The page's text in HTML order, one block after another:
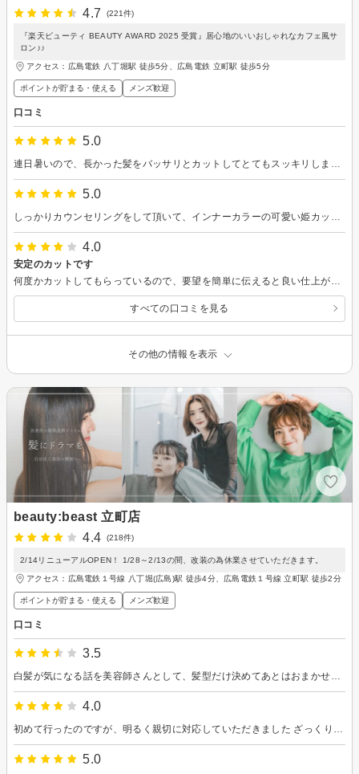
4.7
(221件)
『楽天ビューティ BEAUTY AWARD 2025 受賞』居心地のいいおしゃれなカフェ風サ
ロン♪♪
アクセス：広島電鉄 八丁堀駅 徒歩5分、広島電鉄 立町駅 徒歩5分
ポイントが貯まる・使える メンズ歓迎
口コミ
5.0
5.0
4.0
安定のカットです
すべての口コミを見る
その他の情報を表示
beauty:beast 立町店
4.4
(218件)
2/14リニューアルOPEN！ 1/28～2/13の間、改装の為休業させていただきます。
アクセス：広島電鉄１号線 八丁堀(広島)駅 徒歩4分、広島電鉄１号線 立町駅 徒歩2分
ポイントが貯まる・使える メンズ歓迎
口コミ
3.5
4.0
5.0